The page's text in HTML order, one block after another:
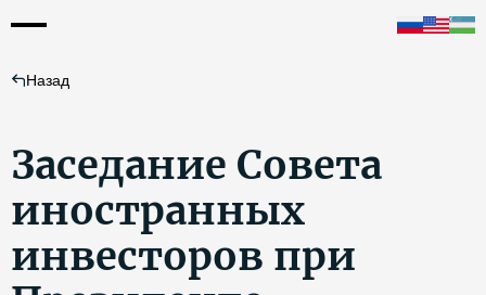
Назад
Заседание Совета
иностранных
инвесторов при